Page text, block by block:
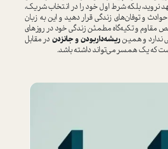
بلکه شرط اول خود را در انتخاب شریک،
و توفان‌های زندگی قرار دهید و این به زبان
مقاوم و تکیه‌گاه مطمئن زندگی خود در روزهای
ندارد و همینریشه‌دار‌بودن و جانزدن در مقابل
که یک همسر می‌تواند داشته باشد.